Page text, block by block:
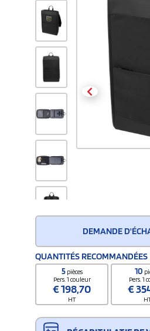
DEMANDE
QUANTITÉS RECOMMANDÉES
5 pièces
Pers. 1 couleur
€198,70
HT
10
Pers. 1
€